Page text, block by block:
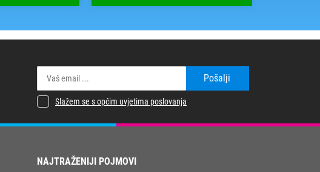
Pošalji
Slažem se s općim uvjetima poslovanja
NAJTRAŽENIJI POJMOVI